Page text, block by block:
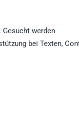
werden
bei Texten,